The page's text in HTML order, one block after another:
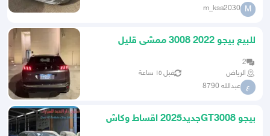
M
m_ksa2030
للبيع بيجو 2022 3008 ممشى قليل
2
الرياض
قبل ١٥ ساعة
ع عبدالله 8790
بيجو GT3008جديد2025 اقساط وكاش